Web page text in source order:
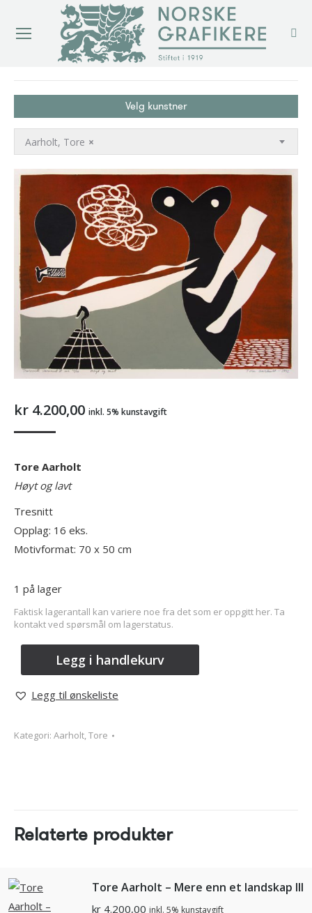
Velg kunstner
×
Aarholt, Tore
kr 4.200,00 inkl. 5% kunstavgift
Tore Aarholt
Høyt og lavt
Tresnitt
Opplag: 16 eks.
Motivformat: 70 x 50 cm
1 på lager
Faktisk lagerantall kan variere noe fra det som er oppgitt her. Ta
kontakt ved spørsmål om lagerstatus.
Legg i handlekurv
Legg til ønskeliste
Kategori: Aarholt, Tore
Relaterte produkter
Tore Aarholt – Mere enn et landskap III
kr 4.200,00 inkl. 5% kunstavgift